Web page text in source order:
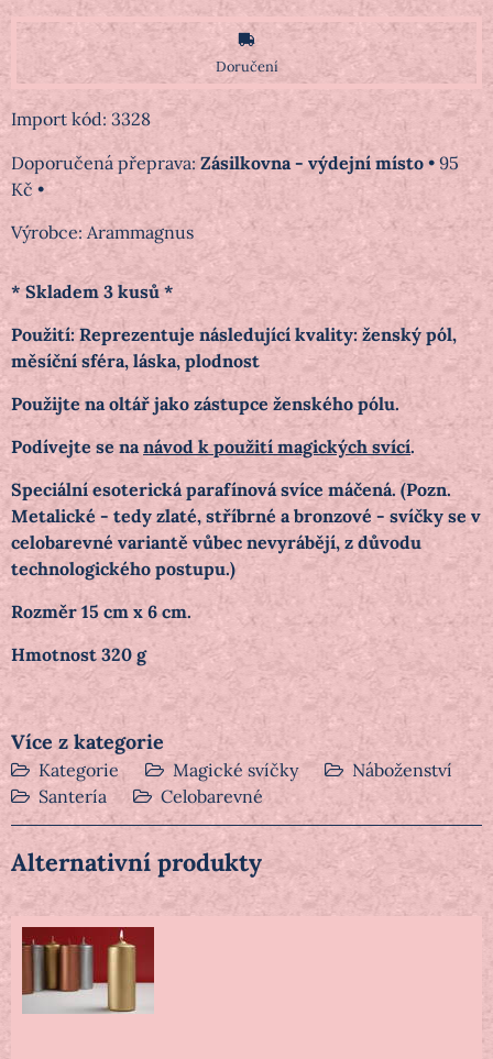
Doručení
Import kód: 3328
Zásilkovna - výdejní místo • 95
Kč •
Výrobce:Arammagnus
* Skladem 3 kusů *
Použití: Reprezentuje následující kvality: ženský pól,
měsíční sféra, láska, plodnost
Použijte na oltář jako zástupce ženského pólu.
Podívejte se nanávod k použití magických svící.
Speciální esoterická parafínová svíce máčená. (Pozn.
Metalické - tedy zlaté, stříbrné a bronzové - svíčky se v
celobarevné variantě vůbec nevyrábějí, z důvodu
technologického postupu.)
Rozměr 15 cm x 6 cm.
Hmotnost 320 g
Více z kategorie
Kategorie Magické svíčky
Náboženství
Santería
Celobarevné
Alternativní produkty